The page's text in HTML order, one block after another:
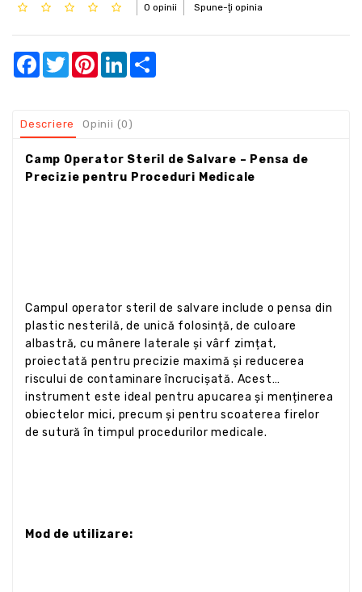
0 opinii Spune-ţi opinia
Facebook
TwitterPinterestLinkedIn
Descriere Opinii (0)
Camp Operator Steril de Salvare – Pensa de
Precizie pentru Proceduri Medicale
Campul operator steril de salvare include o pensa din
plastic nesterilă, de unică folosință, de culoare
albastră, cu mânere laterale și vârf zimțat,
proiectată pentru precizie maximă și reducerea
riscului de contaminare încrucișată. Acest
instrument este ideal pentru apucarea și menținerea
obiectelor mici, precum și pentru scoaterea firelor
de sutură în timpul procedurilor medicale.
Mod de utilizare: